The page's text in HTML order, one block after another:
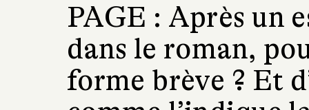
PAGE : Après un
dans le roman,
forme brève ? Et